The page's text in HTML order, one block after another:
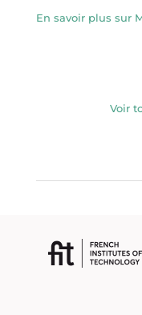
En savoir plus sur
Voir